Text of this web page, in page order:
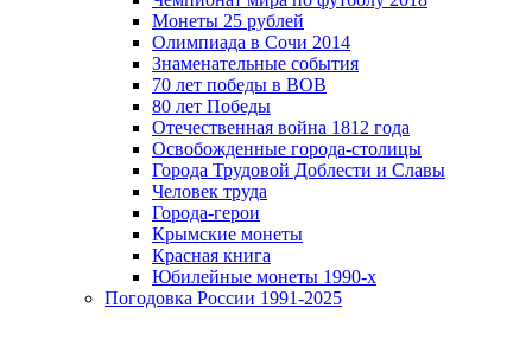
Монеты 25 рублей
Олимпиада в Сочи 2014
Знаменательные события
70 лет победы в ВОВ
80 лет Победы
Отечественная война 1812 года
Освобожденные города-столицы
Города Трудовой Доблести и Славы
Человек труда
Города-герои
Крымские монеты
Красная книга
Юбилейные монеты 1990-х
Погодовка России 1991-2025